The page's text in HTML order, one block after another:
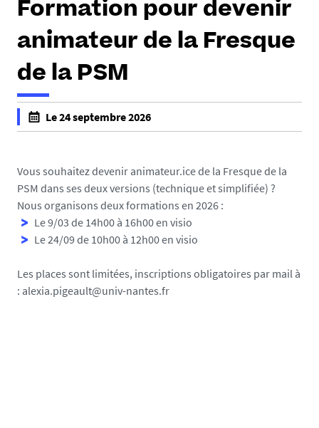
Formation pour devenir
animateur de la Fresque
de la PSM
Le 24 septembre 2026
f
l
s
e
s
e
Vous souhaitez devenir animateur.ice de la Fresque de la
PSM dans ses deux versions (technique et simplifiée) ?
Nous organisons deux formations en 2026 :
Le 9/03 de 14h00 à 16h00 en visio
Le 24/09 de 10h00 à 12h00 en visio
Les places sont limitées, inscriptions obligatoires par mail à
: alexia.pigeault@univ-nantes.fr